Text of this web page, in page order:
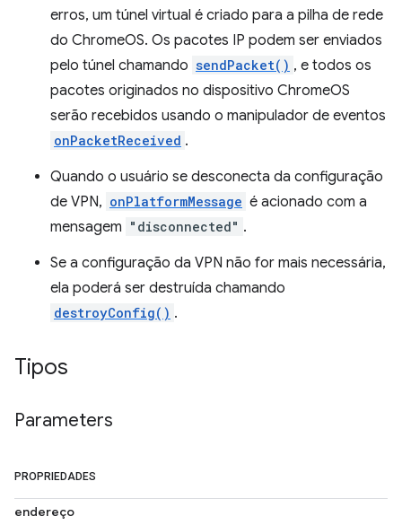
erros, um túnel virtual é criado para a pilha de rede
do ChromeOS. Os pacotes IP podem ser enviados
pelo túnel chamando sendPacket() , e todos os
pacotes originados no dispositivo ChromeOS
serão recebidos usando o manipulador de eventos
onPacketReceived .
Quando o usuário se desconecta da configuração
de VPN, onPlatformMessage é acionado com a
mensagem "disconnected" .
Se a configuração da VPN não for mais necessária,
ela poderá ser destruída chamando
destroyConfig() .
Tipos
Parameters
PROPRIEDADES
endereço